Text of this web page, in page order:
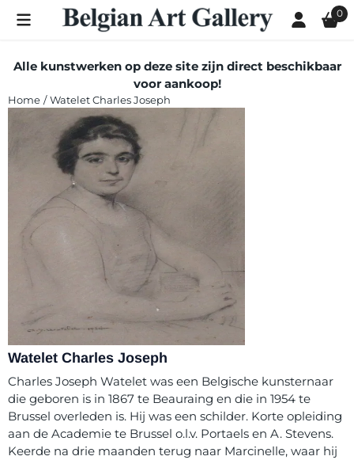
Cookievoorkeuren zijn momenteel gesloten. 0
Alle kunstwerken op deze site zijn direct beschikbaar
voor aankoop!
Home / Watelet Charles Joseph
Watelet Charles Joseph
Charles Joseph Watelet was een Belgische kunsternaar
die geboren is in 1867 te Beauraing en die in 1954 te
Brussel overleden is. Hij was een schilder. Korte opleiding
aan de Academie te Brussel o.l.v. Portaels en A. Stevens.
Keerde na drie maanden terug naar Marcinelle, waar hij